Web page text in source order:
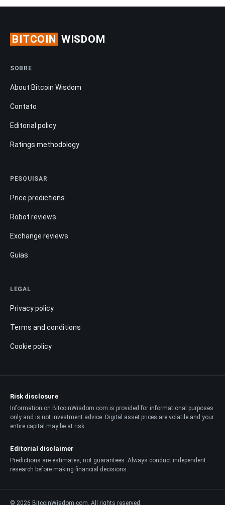
BITCOIN WISDOM
SOBRE
About Bitcoin Wisdom
Contato
Editorial policy
Ratings methodology
PESQUISAR
Price predictions
Robot reviews
Exchange reviews
Guias
LEGAL
Privacy policy
Terms and conditions
Cookie policy
Risk disclosure
Information on BitcoinWisdom.com is provided for informational purposes
only and is not investment advice. Digital asset prices are volatile and your
entire capital may be at risk.
Editorial disclaimer
Predictions are estimates, not guarantees. Always conduct independent
research before making financial decisions.
© 2026 BitcoinWisdom.com. All rights reserved.